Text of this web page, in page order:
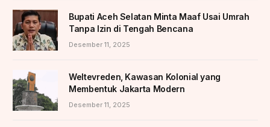
Bupati Aceh Selatan Minta Maaf Usai Umrah
Tanpa Izin di Tengah Bencana
Desember 11, 2025
Weltevreden, Kawasan Kolonial yang
Membentuk Jakarta Modern
Desember 11, 2025